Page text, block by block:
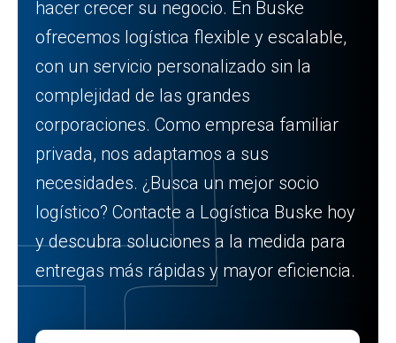
hacer crecer su negocio. En Buske
ofrecemos logística flexible y escalable,
con un servicio personalizado sin la
complejidad de las grandes
corporaciones. Como empresa familiar
privada, nos adaptamos a sus
necesidades. ¿Busca un mejor socio
logístico? Contacte a Logística Buske hoy
y descubra soluciones a la medida para
entregas más rápidas y mayor eficiencia.